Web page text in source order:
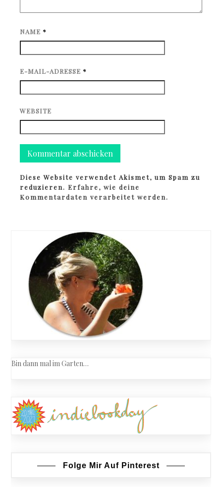
NAME *
E-MAIL-ADRESSE *
WEBSITE
Diese Website verwendet Akismet, um Spam zu
reduzieren.Erfahre, wie deine
Kommentardaten verarbeitet werden.
Bin dann mal im Garten…
Folge Mir Auf Pinterest